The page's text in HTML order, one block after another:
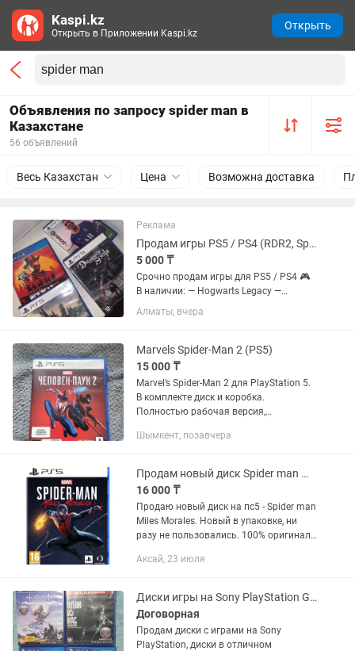
Объявления по запросу spider man в
Казахстане
56 объявлений
Весь Казахстан Цена Возможна доставка
Реклама
Продам игры PS5 / PS4 (RDR2, Spider-Man, Tsushima, Hogwarts и др.)
5 000 ₸
Срочно продам игры для PS5 / PS4 🎮
В наличии: — Hogwarts Legacy —
Demon’s Souls — FIFA 22 — Uncharted:
The Nathan Drake Collection — Horizon
Director’s Cut ✅...
Алматы, вчера
Marvels Spider-Man 2 (PS5)
15 000 ₸
Marvel’s Spider-Man 2 для PlayStation 5.
В комплекте диск и коробка.
Полностью рабочая версия,
экшен-игра в открытом мире про
Шымкент, позавчера
Продам новый диск Spider man Miles Morales
16 000 ₸
Продаю новый диск на пс5 - Spider man
Miles Morales. Новый в упаковке, ни
разу не пользовались. 100% оригинал.
7. Также устанавливаю цифровые
Аксай, 23 июля
Диски игры на Sony PlayStation GTA 5, Spider man, Mortal Kombat, Паук, UFC
Договорная
Продам диски с играми на Sony
PlayStation, диски в отличном
Kaspi.kz
Открыть в Приложении Kaspi.kz
Открыть